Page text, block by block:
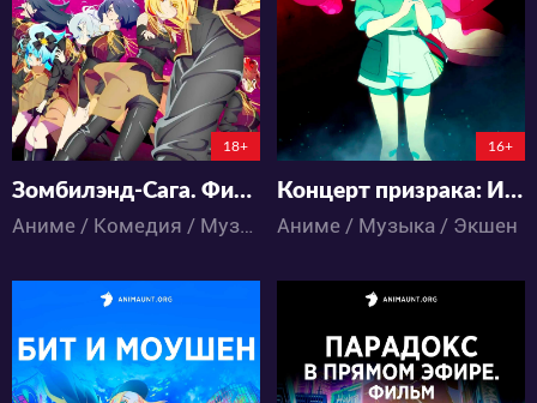
17 6
18+
Зомбилэнд-Сага. Фильм
Аниме / Комедия / Музыка
70 19
16+
Концерт призрака: Исчезнувшие песни
Аниме / Музыка / Экшен